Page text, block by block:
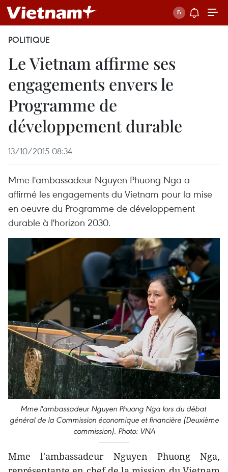
POLITIQUE
Le Vietnam affirme ses
engagements envers le
Programme de
développement durable
13/10/2015 08:34
Mme l'ambassadeur Nguyen Phuong Nga a
affirmé les engagements du Vietnam pour la mise
en oeuvre du Programme de développement
durable à l'horizon 2030.
Mme l'ambassadeur Nguyen Phuong Nga lors du débat ​
général ​de la Commission ​économique et financière (Deuxième
commission). Photo: VNA
Mme l'ambassadeur Nguyen Phuong Nga,